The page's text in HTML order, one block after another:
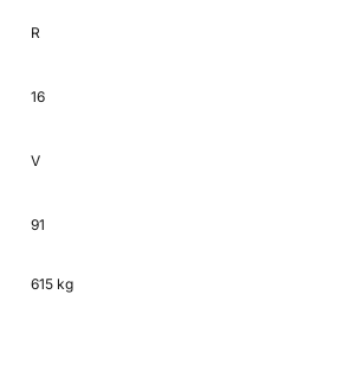
R
16
V
91
615 kg